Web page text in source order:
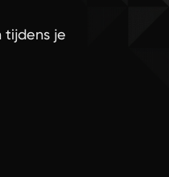
tijdens je